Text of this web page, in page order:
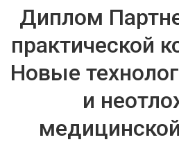
Диплом
практической
Новые
и